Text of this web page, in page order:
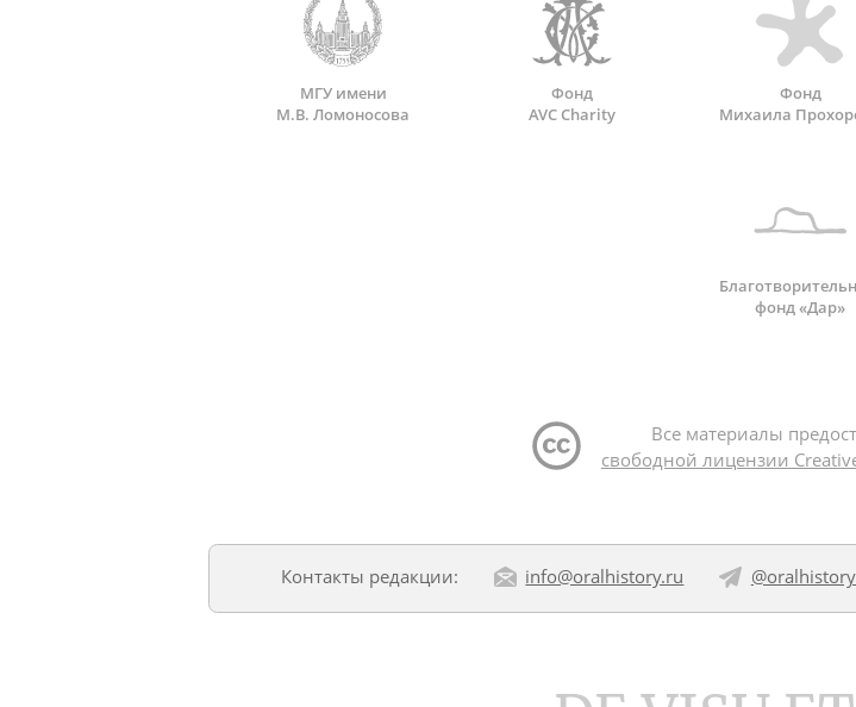
МГУ имени
М.В. Ломоносова
Фонд
AVC Charity
Фонд
Михаила
фонд «Дар»
Все материалы
свободной лицензии
Контакты редакции: info@oralhistory.ru